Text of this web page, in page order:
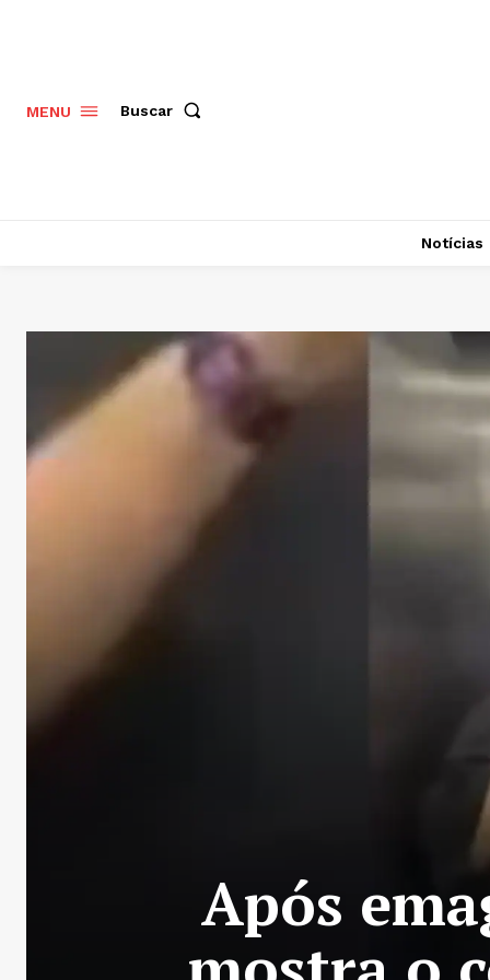
MENU Buscar
Notícias
Após